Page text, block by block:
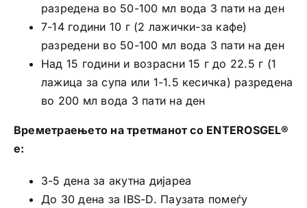
разредена во 50-100 мл вода 3 пати на ден
7-14 години 10 г (2 лажички-за кафе)
разредени во 50-100 мл вода 3 пати на ден
Над 15 години и возрасни 15 г до 22.5 г (1
лажица за супа или 1-1.5 кесичка) разредена
во 200 мл вода 3 пати на ден
Времетраењето на третманот со ENTEROSGEL®
е:
3-5 дена за акутна дијареа
До 30 дена за IBS-D. Паузата помеѓу